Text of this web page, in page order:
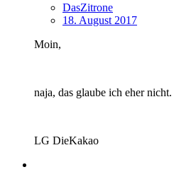
DasZitrone
18. August 2017
Moin,
naja, das glaube ich eher nicht.
LG DieKakao